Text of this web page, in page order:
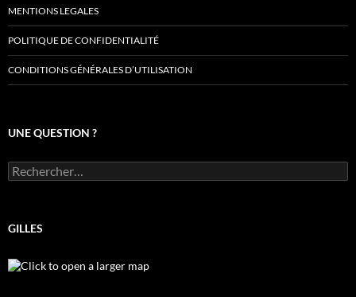
MENTIONS LEGALES
POLITIQUE DE CONFIDENTIALITÉ
CONDITIONS GÉNÉRALES D’UTILISATION
UNE QUESTION ?
Rechercher :
GILLES